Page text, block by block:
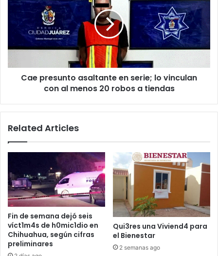
asaltante
en
serie;
vinculan
con
al
menos
a
Cae presunto asaltante en serie; lo vinculan
con al menos 20 robos a tiendas
Related Articles
Fin de semana dejó seis
víct1m4s de h0mic1dio en
Chihuahua, según cifras
preliminares
Qui3res una Viviend4 para
el Bienestar
2 semanas ago